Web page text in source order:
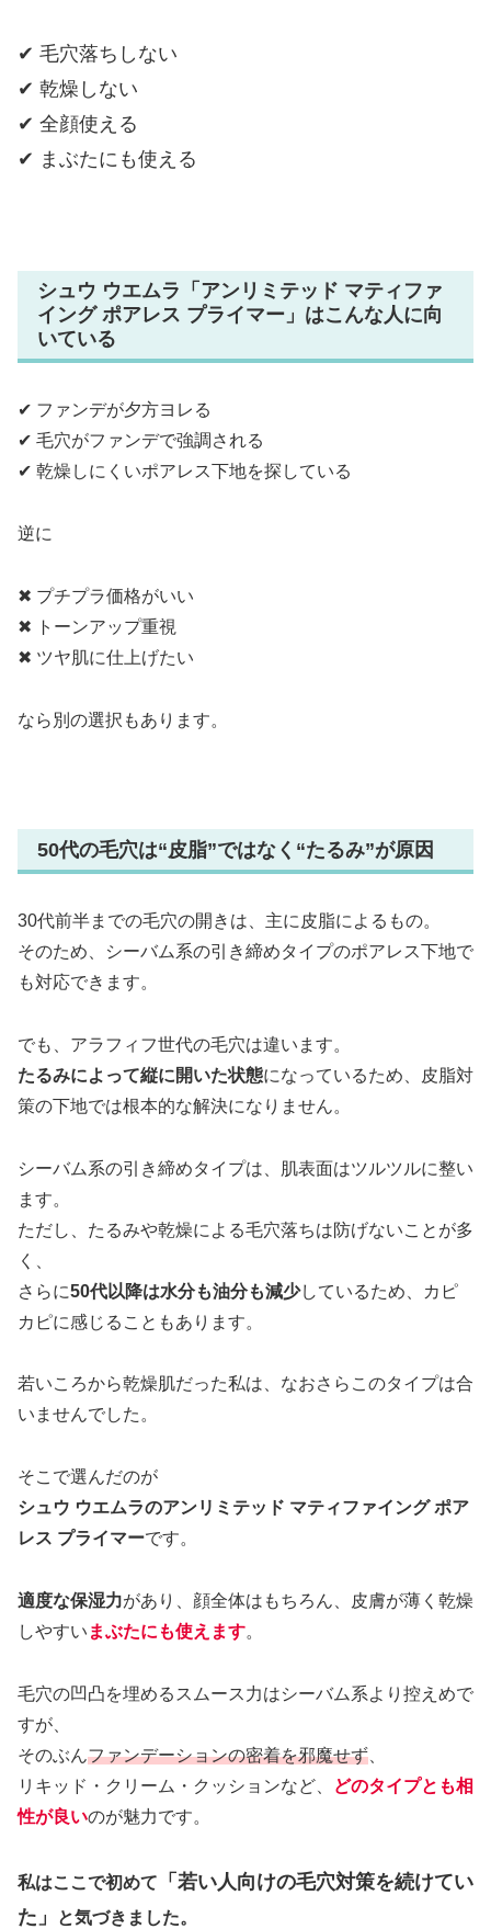
✔ 毛穴落ちしない
✔ 乾燥しない
✔ 全顔使える
✔ まぶたにも使える
シュウ ウエムラ「アンリミテッド マティファ
イング ポアレス プライマー」はこんな人に向
いている
✔ ファンデが夕方ヨレる
✔ 毛穴がファンデで強調される
✔ 乾燥しにくいポアレス下地を探している
逆に
✖ プチプラ価格がいい
✖ トーンアップ重視
✖ ツヤ肌に仕上げたい
なら別の選択もあります。
50代の毛穴は“皮脂”ではなく“たるみ”が原因
30代前半までの毛穴の開きは、主に皮脂によるもの。
そのため、シーバム系の引き締めタイプのポアレス下地で
も対応できます。
でも、アラフィフ世代の毛穴は違います。
たるみによって縦に開いた状態になっているため、皮脂対
策の下地では根本的な解決になりません。
シーバム系の引き締めタイプは、肌表面はツルツルに整い
ます。
ただし、たるみや乾燥による毛穴落ちは防げないことが多
く、
さらに50代以降は水分も油分も減少しているため、カピ
カピに感じることもあります。
若いころから乾燥肌だった私は、なおさらこのタイプは合
いませんでした。
そこで選んだのが
シュウ ウエムラのアンリミテッド マティファイング ポア
レス プライマーです。
適度な保湿力があり、顔全体はもちろん、皮膚が薄く乾燥
しやすい まぶたにも使えます。
毛穴の凹凸を埋めるスムース力はシーバム系より控えめで
すが、
そのぶんファンデーションの密着を邪魔せず
リキッド・クリーム・クッションなど、
どのタイプとも相
性が良いのが魅力です。
私はここで初めて
「若い人向けの毛穴対策を続けてい
た」
と気づきました。